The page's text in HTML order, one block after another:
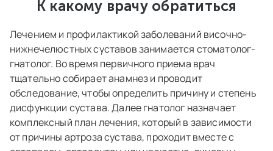
К какому врачу обратиться
Лечением и профилактикой заболеваний височно-
нижнечелюстных суставов занимается стоматолог-
гнатолог. Во время первичного приема врач
тщательно собирает анамнез и проводит
обследование, чтобы определить причину и степень
дисфункции сустава. Далее гнатолог назначает
комплексный план лечения, который в зависимости
от причины артроза сустава, проходит вместе с